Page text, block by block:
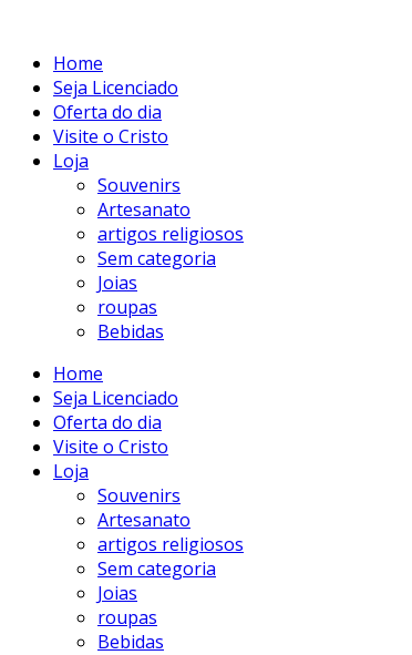
Home
Seja Licenciado
Oferta do dia
Visite o Cristo
Loja
Souvenirs
Artesanato
artigos religiosos
Sem categoria
Joias
roupas
Bebidas
Home
Seja Licenciado
Oferta do dia
Visite o Cristo
Loja
Souvenirs
Artesanato
artigos religiosos
Sem categoria
Joias
roupas
Bebidas